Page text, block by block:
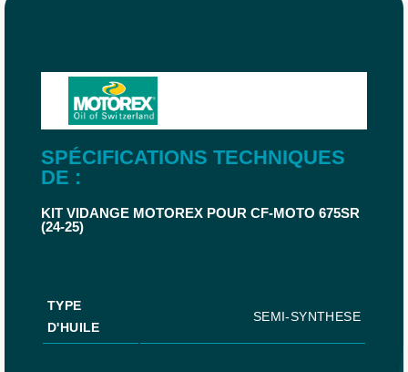
SPÉCIFICATIONS TECHNIQUES
DE :
KIT VIDANGE MOTOREX POUR CF-MOTO 675SR
(24-25)
TYPE
D'HUILE
SEMI-SYNTHESE